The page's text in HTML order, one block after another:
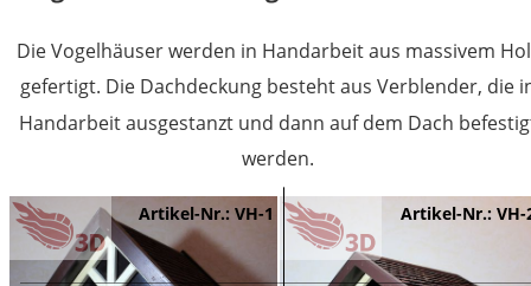
Die Vogelhäuser werden in Handarbeit aus massivem
gefertigt. Die Dachdeckung besteht aus Verblender, die
Handarbeit ausgestanzt und dann auf dem Dach
werden.
Artikel-Nr.: VH-1 Artikel-Nr.: VH-